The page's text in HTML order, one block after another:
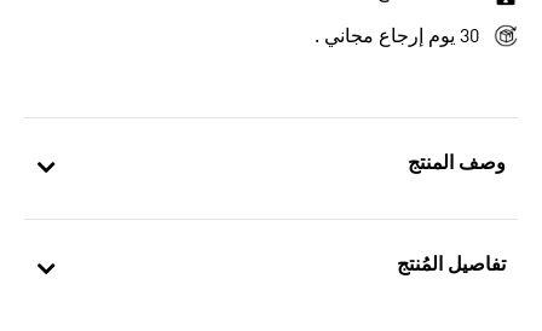
وصف المنتج
تفاصيل المُنتج